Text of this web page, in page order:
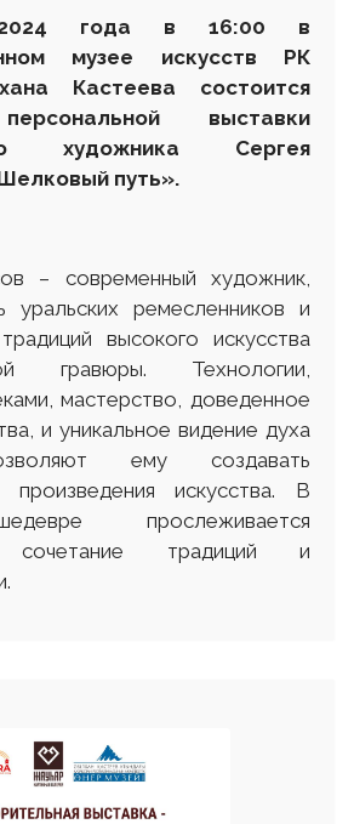
года в 16:00 в
музее искусств РК
Кастеева состоится
выставки
художника
Сергея
путь».
– современный художник,
уральских ремесленников и
высокого искусства
гравюры. Технологии,
мастерство, доведенное
и уникальное видение духа
ему создавать
произведения искусства. В
прослеживается
сочетание традиций и